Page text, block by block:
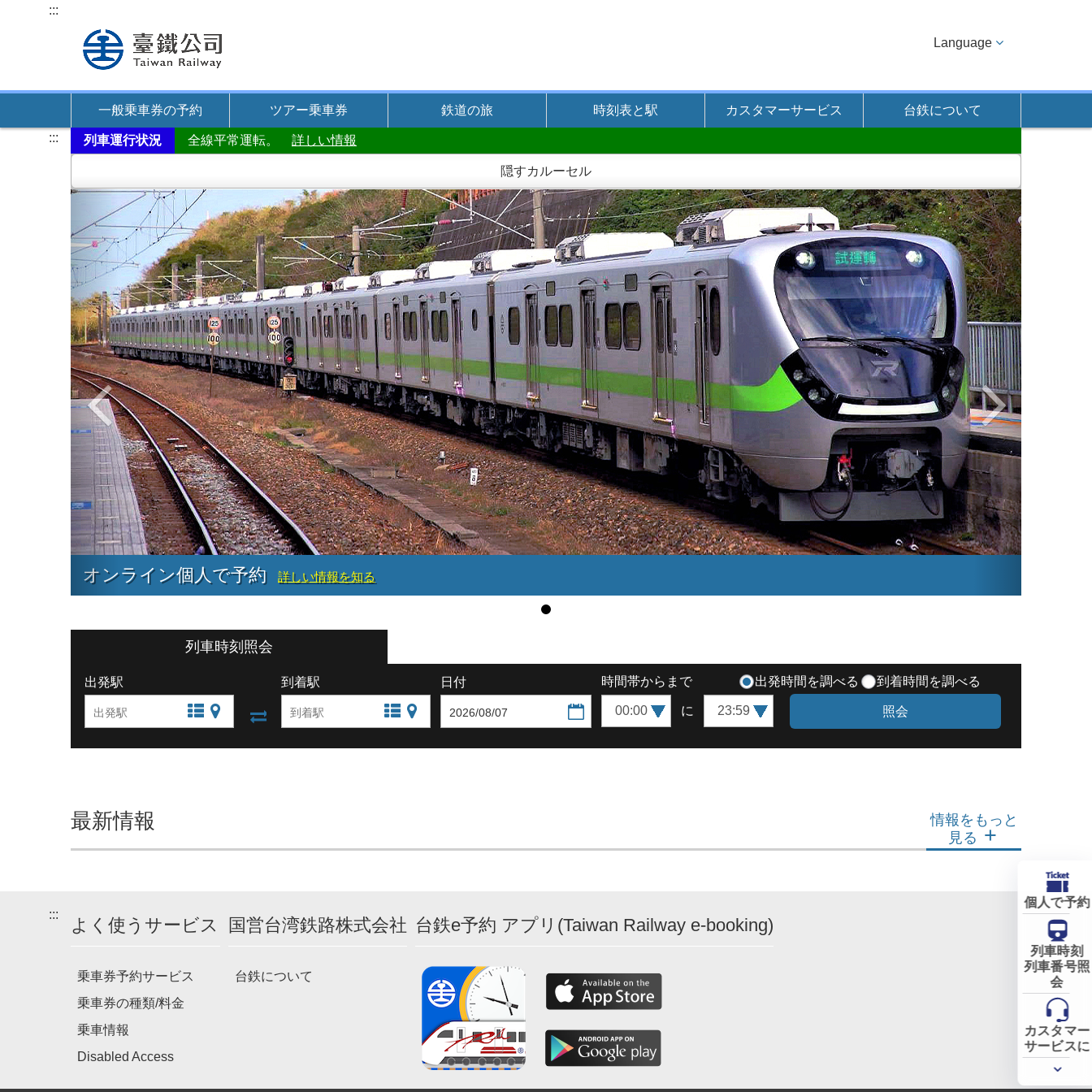
キ
プ
:::
Language
一般乗車券の予約 ツアー乗車券 鉄道の旅 時刻表と駅 カスタマーサービス
台鉄について
:::
列車運行状況 全線平常運転。 詳しい情報
オンライン個人で予約 詳しい情報を知る
の
テ
ー
マ
の
テ
ー
マ
列車時刻照会
出発駅
文字站點查詢
圖片站點查詢出發站與抵達站交換
到着駅
文字站點查詢
圖片站點查詢
日付
日を選択
時間帯から まで 出発時間を調べる 到着時間を調べる
に
最新情報
情報をもっと
見る
:::
よく使うサービス
乗車券予約サービス
乗車券の種類/料金
乗車情報
Disabled Access
国営台湾鉄路株式会社
台鉄について
台鉄e予約 アプリ(Taiwan Railway e-booking)
個人で予約
列車時刻
列車番号照
会
カスタマー
サービスに